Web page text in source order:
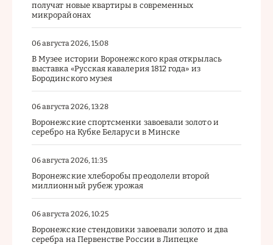
получат новые квартиры в современных
микрорайонах
06 августа 2026, 15:08
В Музее истории Воронежского края открылась
выставка «Русская кавалерия 1812 года» из
Бородинского музея
06 августа 2026, 13:28
Воронежские спортсменки завоевали золото и
серебро на Кубке Беларуси в Минске
06 августа 2026, 11:35
Воронежские хлеборобы преодолели второй
миллионный рубеж урожая
06 августа 2026, 10:25
Воронежские стендовики завоевали золото и два
серебра на Первенстве России в Липецке